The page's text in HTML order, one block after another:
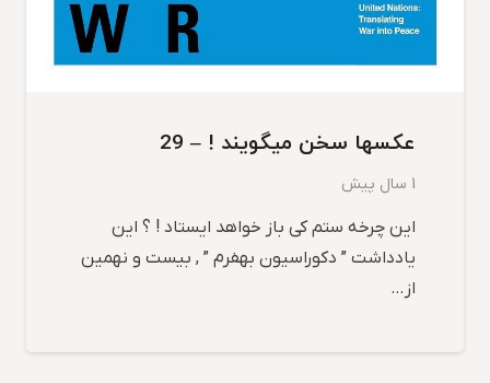
عکسها سخن میگویند ! – 29
1 سال پیش
این چرخه ستم کی باز خواهد ایستاد ! ؟ این
یادداشت ” دکوراسیون بهفرم ” , بیست و نهمین
از…